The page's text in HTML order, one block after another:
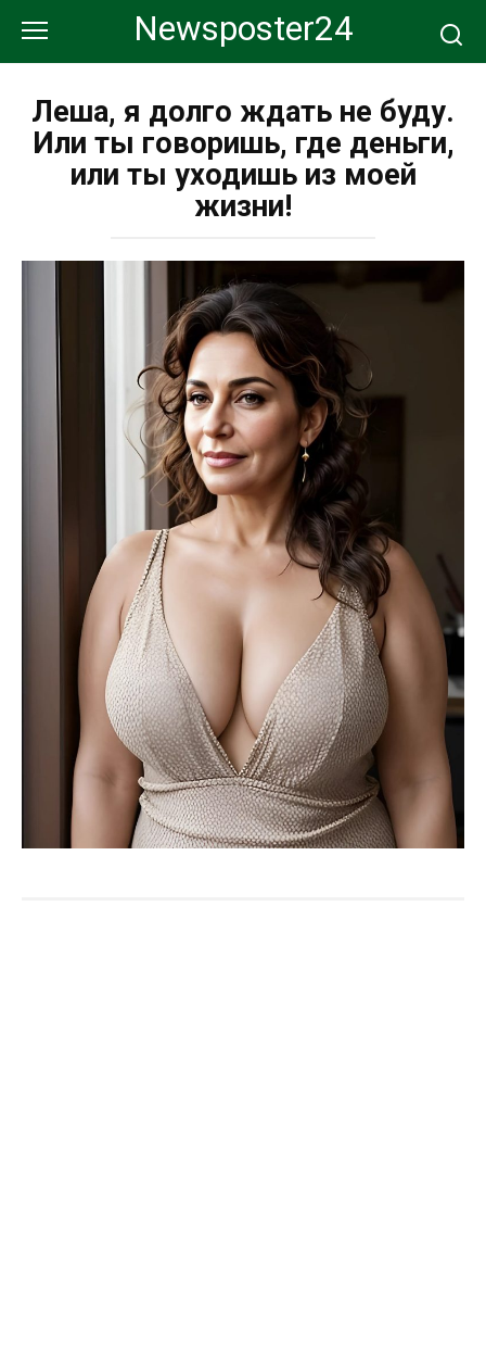
контенту
Newsposter24
Леша, я долго ждать не буду.
Или ты говоришь, где деньги,
или ты уходишь из моей
жизни!